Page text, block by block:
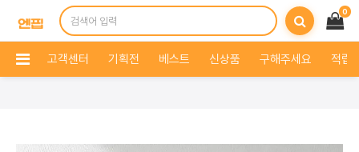
0
고객센터 기획전 베스트 신상품 구해주세요 적립